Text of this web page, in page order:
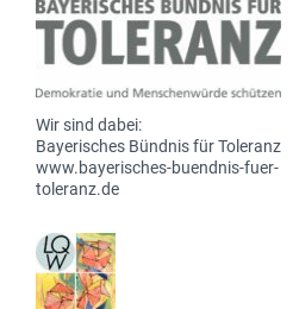
Wir sind dabei:
Bayerisches Bündnis für Toleranz
www.bayerisches-buendnis-fuer-
toleranz.de